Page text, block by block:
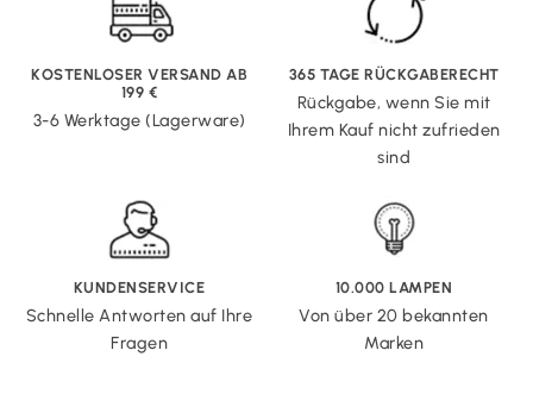
KOSTENLOSER VERSAND AB
199 €
3-6 Werktage (Lagerware)
365 TAGE RÜCKGABERECHT
Rückgabe, wenn Sie mit
Ihrem Kauf nicht zufrieden
sind
KUNDENSERVICE
Schnelle Antworten auf Ihre
Fragen
10.000 LAMPEN
Von über 20 bekannten
Marken